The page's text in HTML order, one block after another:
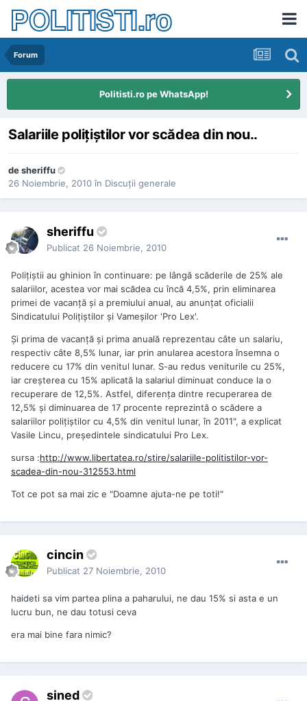
POLITISTI.ro
Forum
Politisti.ro pe WhatsApp!
Salariile poliţiştilor vor scădea din nou..
desheriffu
26 Noiembrie, 2010 în Discuţii generale
sheriffu
Publicat 26 Noiembrie, 2010
Poliţiştii au ghinion în continuare: pe lângă scăderile de 25% ale
salariilor, acestea vor mai scădea cu încă 4,5%, prin eliminarea
primei de vacanţă şi a premiului anual, au anunţat oficialii
Sindicatului Poliţiştilor şi Vameşilor 'Pro Lex'.
Şi prima de vacanţă şi prima anuală reprezentau câte un salariu,
respectiv câte 8,5% lunar, iar prin anularea acestora însemna o
reducere cu 17% din venitul lunar. S-au redus veniturile cu 25%,
iar creşterea cu 15% aplicată la salariul diminuat conduce la o
recuperare de 12,5%. Astfel, diferenţa dintre recuperarea de
12,5% şi diminuarea de 17 procente reprezintă o scădere a
salariilor poliţiştilor cu 4,5% din venitul lunar, în 2011", a explicat
Vasile Lincu, preşedintele sindicatului Pro Lex.
sursa :http://www.libertatea.ro/stire/salariile-politistilor-vor-
scadea-din-nou-312553.html
Tot ce pot sa mai zic e "Doamne ajuta-ne pe toti!"
cincin
Publicat 27 Noiembrie, 2010
haideti sa vim partea plina a paharului, ne dau 15% si asta e un
lucru bun, ne dau totusi ceva
era mai bine fara nimic?
sined